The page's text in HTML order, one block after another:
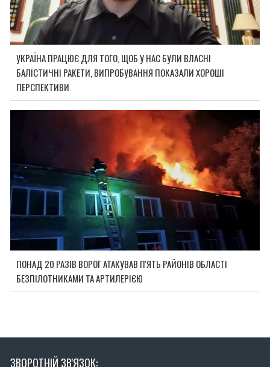
УКРАЇНА ПРАЦЮЄ ДЛЯ ТОГО, ЩОБ У НАС БУЛИ ВЛАСНІ
БАЛІСТИЧНІ РАКЕТИ, ВИПРОБУВАННЯ ПОКАЗАЛИ ХОРОШІ
ПЕРСПЕКТИВИ
ПОНАД 20 РАЗІВ ВОРОГ АТАКУВАВ П'ЯТЬ РАЙОНІВ ОБЛАСТІ
БЕЗПІЛОТНИКАМИ ТА АРТИЛЕРІЄЮ
ЗВОРОТНІЙ ЗВ'ЯЗОК: